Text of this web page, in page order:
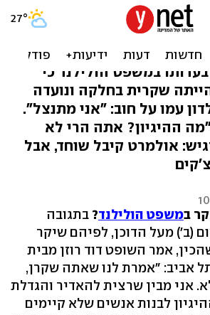
הודית בשקר,
אידיוט
במשפט הולילנד כי
שקרית בחלקה ונועדה
עמו על חוב: "אני מתנצל".
ההיגיון? אתה הרי לא
אולמרט קיבל שוחד, אבל
במשפט הולילנד? בתגובה
(ב') מעל הדוכן, לפיהם שיקר
אמר השופט דוד רוזן מבית
אביב: "אמרת לנו שאתה שקרן,
אני מבין שרצית להאדיר והגדלת
לבנות אנשים שלא קיימים